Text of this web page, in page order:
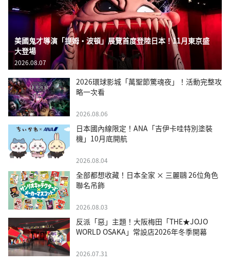
美國鬼才導演「提姆・波頓」展覽首度登陸日本！11月東京盛
大登場
2026.08.07
2026環球影城「萬聖節驚魂夜」！活動完整攻
略一次看
2026.08.06
日本國內線限定！ANA「吉伊卡哇特別塗裝
機」10月底開航
2026.08.04
全部都想收藏！日本全家 × 三麗鷗 26位角色
聯名吊飾
2026.08.03
反派「惡」主題！大阪梅田「THE★JOJO
WORLD OSAKA」常設店2026年冬季開幕
2026.07.31